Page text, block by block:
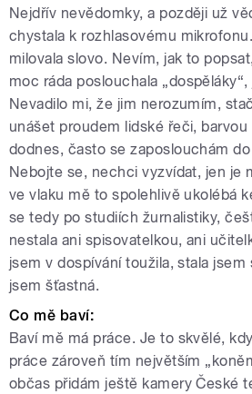
Nejdřív nevědomky, a později už
chystala k rozhlasovému
milovala slovo. Nevím, jak to
moc ráda poslouchala
Nevadilo mi, že jim nerozumím,
unášet proudem lidské řeči,
dodnes, často se zaposlouchám
Nebojte se, nechci vyzvídat, jen je
ve vlaku mě to spolehlivě ukolébá
se tedy po studiích žurnalistiky,
nestala ani spisovatelkou, ani
jsem v dospívání toužila, stala
jsem šťastná.
Co mě baví:
Baví mě má práce. Je to skvělé,
práce zároveň tím největším
občas přidám ještě kamery České